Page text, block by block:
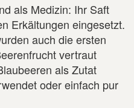
als Medizin: Ihr Saft
Erkältungen eingesetzt.
auch die ersten
vertraut
als Zutat
oder einfach pur